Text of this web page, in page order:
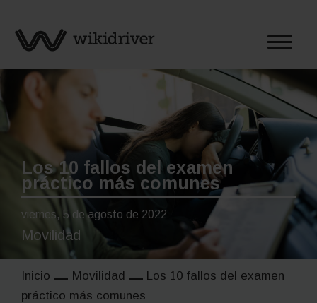
Los 10 fallos del examen
práctico más comunes
viernes, 5 de agosto de 2022
Movilidad
Inicio Movilidad
Los 10 fallos del examen
práctico más comunes